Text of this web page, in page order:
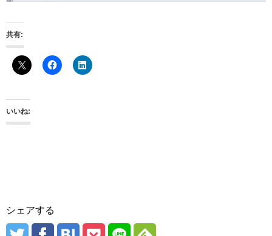
共有:
いいね:
シェアする